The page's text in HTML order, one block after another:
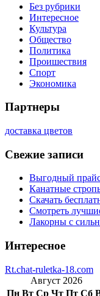
Без рубрики
Интересное
Культура
Общество
Политика
Проишествия
Спорт
Экономика
Партнеры
доставка цветов
Свежие записи
Выгодный
Канатные
Скачать
Смотреть
Лакорны с
Интересное
Rt.chat-ruletka-18.com
Август 2026
Пн Вт Ср Чт Пт Сб